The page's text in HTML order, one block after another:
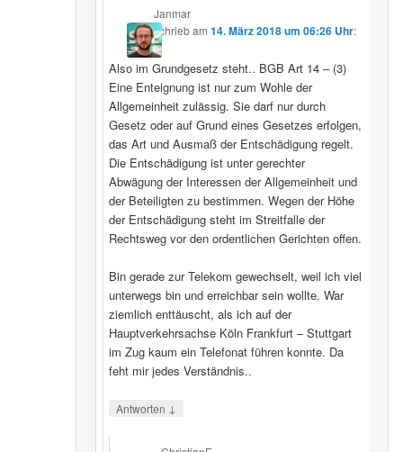
Janmar
schriebam14. März 2018 um 06:26 Uhr:
Also im Grundgesetz steht.. BGB Art 14 – (3)
Eine Enteignung ist nur zum Wohle der
Allgemeinheit zulässig. Sie darf nur durch
Gesetz oder auf Grund eines Gesetzes erfolgen,
das Art und Ausmaß der Entschädigung regelt.
Die Entschädigung ist unter gerechter
Abwägung der Interessen der Allgemeinheit und
der Beteiligten zu bestimmen. Wegen der Höhe
der Entschädigung steht im Streitfalle der
Rechtsweg vor den ordentlichen Gerichten offen.
Bin gerade zur Telekom gewechselt, weil ich viel
unterwegs bin und erreichbar sein wollte. War
ziemlich enttäuscht, als ich auf der
Hauptverkehrsachse Köln Frankfurt – Stuttgart
im Zug kaum ein Telefonat führen konnte. Da
feht mir jedes Verständnis..
Antworten ↓